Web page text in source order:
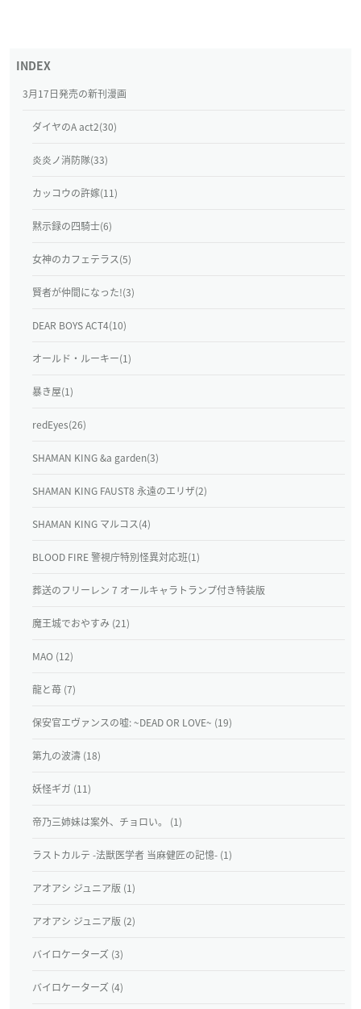
3月17日発売の新刊漫画
ダイヤのA act2(30)
炎炎ノ消防隊(33)
カッコウの許嫁(11)
黙示録の四騎士(6)
女神のカフェテラス(5)
賢者が仲間になった!(3)
DEAR BOYS ACT4(10)
オールド・ルーキー(1)
暴き屋(1)
redEyes(26)
SHAMAN KING &a garden(3)
SHAMAN KING FAUST8 永遠のエリザ(2)
SHAMAN KING マルコス(4)
BLOOD FIRE 警視庁特別怪異対応班(1)
葬送のフリーレン 7 オールキャラトランプ付き特装版
魔王城でおやすみ (21)
MAO (12)
龍と苺 (7)
保安官エヴァンスの嘘: ~DEAD OR LOVE~ (19)
第九の波濤 (18)
妖怪ギガ (11)
帝乃三姉妹は案外、チョロい。 (1)
ラストカルテ -法獣医学者 当麻健匠の記憶- (1)
アオアシ ジュニア版 (1)
アオアシ ジュニア版 (2)
バイロケーターズ (3)
バイロケーターズ (4)